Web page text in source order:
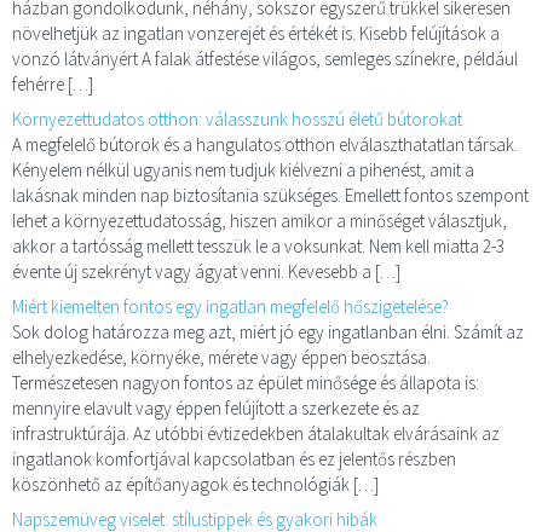
házban gondolkodunk, néhány, sokszor egyszerű trükkel sikeresen
növelhetjük az ingatlan vonzerejét és értékét is. Kisebb felújítások a
vonzó látványért A falak átfestése világos, semleges színekre, például
fehérre […]
Környezettudatos otthon: válasszunk hosszú életű bútorokat
A megfelelő bútorok és a hangulatos otthon elválaszthatatlan társak.
Kényelem nélkül ugyanis nem tudjuk kiélvezni a pihenést, amit a
lakásnak minden nap biztosítania szükséges. Emellett fontos szempont
lehet a környezettudatosság, hiszen amikor a minőséget választjuk,
akkor a tartósság mellett tesszük le a voksunkat. Nem kell miatta 2-3
évente új szekrényt vagy ágyat venni. Kevesebb a […]
Miért kiemelten fontos egy ingatlan megfelelő hőszigetelése?
Sok dolog határozza meg azt, miért jó egy ingatlanban élni. Számít az
elhelyezkedése, környéke, mérete vagy éppen beosztása.
Természetesen nagyon fontos az épület minősége és állapota is:
mennyire elavult vagy éppen felújított a szerkezete és az
infrastruktúrája. Az utóbbi évtizedekben átalakultak elvárásaink az
ingatlanok komfortjával kapcsolatban és ez jelentős részben
köszönhető az építőanyagok és technológiák […]
Napszemüveg viselet: stílustippek és gyakori hibák